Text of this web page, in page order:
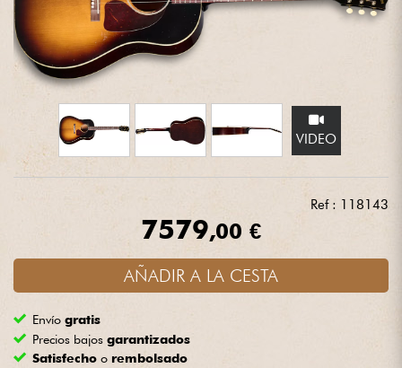
Auriculares
DJ
Batería y percusión
Vientos
VIDEO
Ref : 118143
7579,00 €
AÑADIR A LA CESTA
Envíogratis
Precios bajosgarantizados
Satisfecho o rembolsado